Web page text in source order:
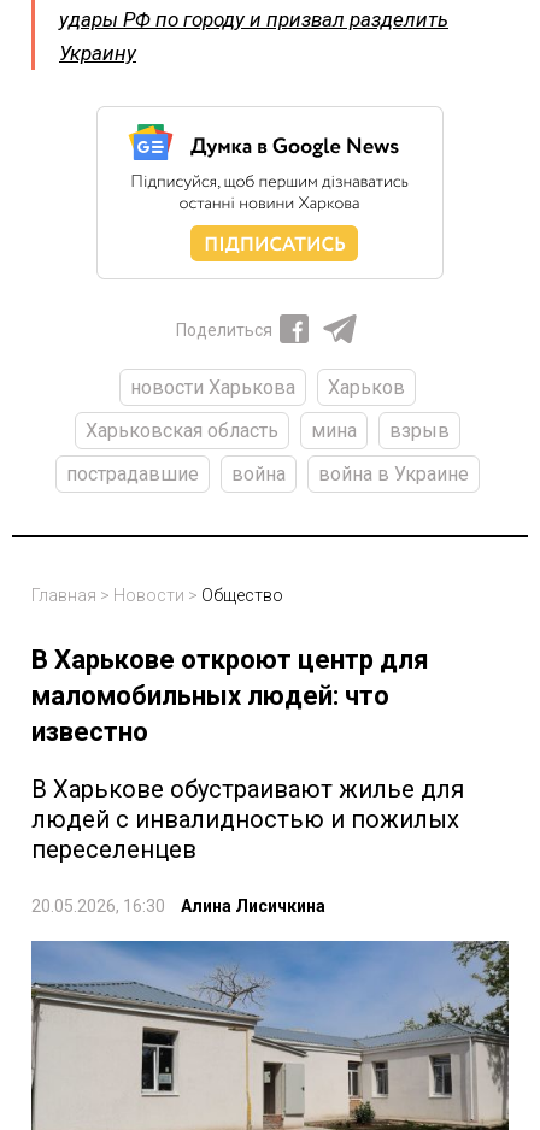
удары РФ по городу и призвал разделить
Украину
Поделиться
новости Харькова
Харьков
Харьковская область
мина
взрыв
пострадавшие
война война в Украине
Главная > Новости > Общество
В Харькове откроют центр для
маломобильных людей: что
известно
В Харькове обустраивают жилье для
людей с инвалидностью и пожилых
переселенцев
20.05.2026, 16:30 Алина Лисичкина